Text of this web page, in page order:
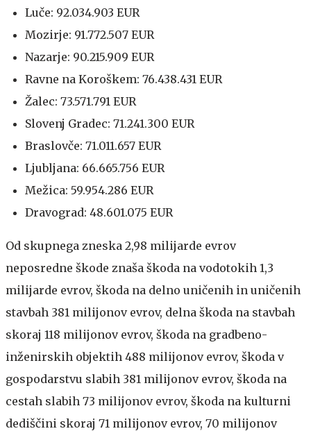
Luče: 92.034.903 EUR
Mozirje: 91.772.507 EUR
Nazarje: 90.215.909 EUR
Ravne na Koroškem: 76.438.431 EUR
Žalec: 73.571.791 EUR
Slovenj Gradec: 71.241.300 EUR
Braslovče: 71.011.657 EUR
Ljubljana: 66.665.756 EUR
Mežica: 59.954.286 EUR
Dravograd: 48.601.075 EUR
Od skupnega zneska 2,98 milijarde evrov
neposredne škode znaša škoda na vodotokih 1,3
milijarde evrov, škoda na delno uničenih in uničenih
stavbah 381 milijonov evrov, delna škoda na stavbah
skoraj 118 milijonov evrov, škoda na gradbeno-
inženirskih objektih 488 milijonov evrov, škoda v
gospodarstvu slabih 381 milijonov evrov, škoda na
cestah slabih 73 milijonov evrov, škoda na kulturni
dediščini skoraj 71 milijonov evrov, 70 milijonov